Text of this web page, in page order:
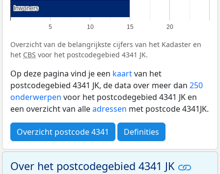
5 10 15 20
Inwoners
Inwoners
Overzicht van de belangrijkste cijfers van het Kadaster en
het CBS voor het postcodegebied 4341 JK.
Op deze pagina vind je een kaartvan het
postcodegebied 4341 JK, de data over meer dan 250
onderwerpen voor het postcodegebied 4341 JK en
een overzicht van alleadressen met postcode 4341JK.
Overzicht postcode 4341 Definities
Over het postcodegebied 4341 JK